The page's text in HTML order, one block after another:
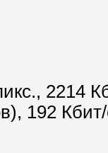
2214
192